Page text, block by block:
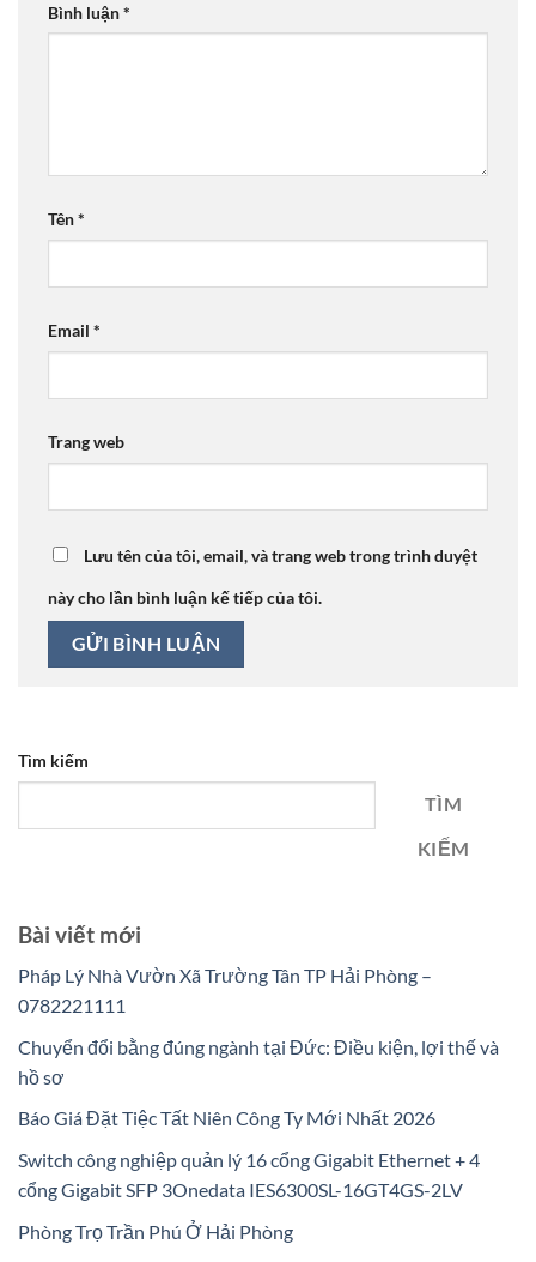
Bình luận*
Tên*
Email *
Trang web
Lưu tên của tôi, email, và trang web trong trình duyệt
này cho lần bình luận kế tiếp của tôi.
Tìm kiếm
TÌM
KIẾM
Bài viết mới
Pháp Lý Nhà Vườn Xã Trường Tân TP Hải Phòng –
0782221111
Chuyển đổi bằng đúng ngành tại Đức: Điều kiện, lợi thế và
hồ sơ
Báo Giá Đặt Tiệc Tất Niên Công Ty Mới Nhất 2026
Switch công nghiệp quản lý 16 cổng Gigabit Ethernet + 4
cổng Gigabit SFP 3Onedata IES6300SL-16GT4GS-2LV
Phòng Trọ Trần Phú Ở Hải Phòng